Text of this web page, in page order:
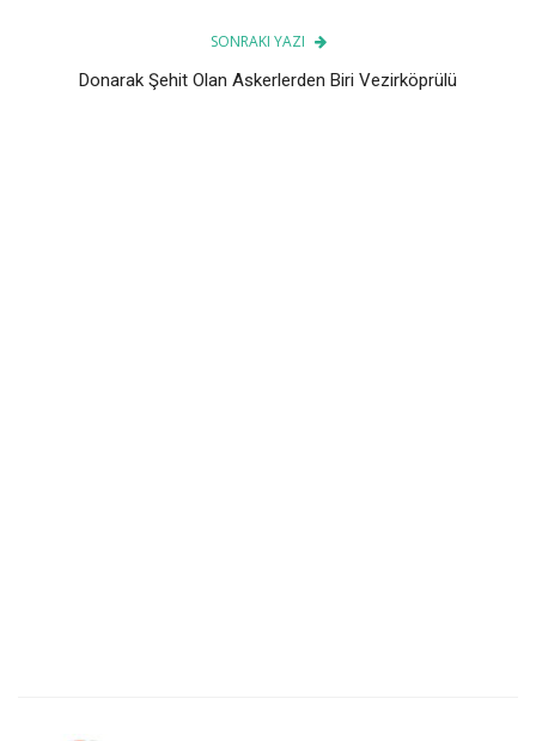
SONRAKI YAZI
Donarak Şehit Olan Askerlerden Biri Vezirköprülü